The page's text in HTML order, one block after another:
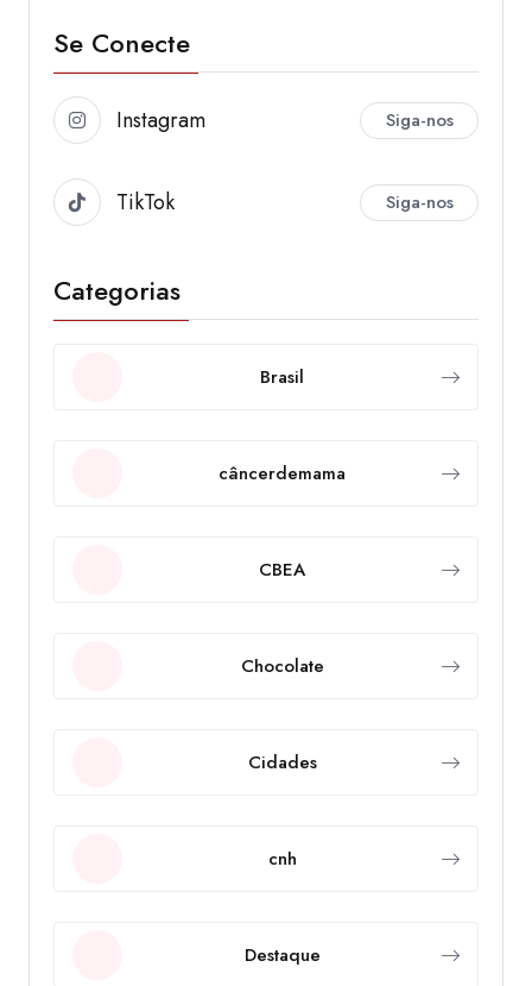
Se Conecte
Instagram Siga-nos
TikTok Siga-nos
Categorias
Brasil
câncerdemama
CBEA
Chocolate
Cidades
cnh
Destaque